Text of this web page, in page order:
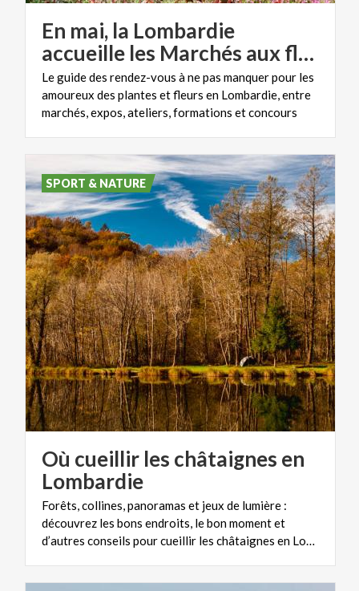
En mai, la Lombardie
accueille les Marchés aux fleurs
Le guide des rendez-vous à ne pas manquer pour les
amoureux des plantes et fleurs en Lombardie, entre
marchés, expos, ateliers, formations et concours
Où cueillir les châtaignes en
Lombardie
Forêts, collines, panoramas et jeux de lumière :
découvrez les bons endroits, le bon moment et
d’autres conseils pour cueillir les châtaignes en Lombardie.
SPORT & NATURE